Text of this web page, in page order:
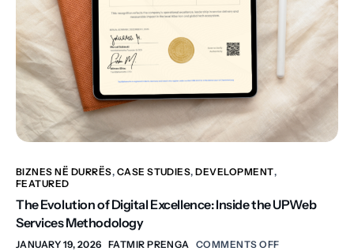
BIZNES NË DURRËS, CASE STUDIES,DEVELOPMENT,
FEATURED
The Evolution of Digital Excellence: Inside the UPWeb
Services Methodology
JANUARY 19, 2026 FATMIR PRENGA COMMENTS OFF